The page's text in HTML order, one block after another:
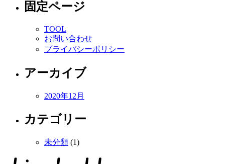
固定ページ
TOOL
お問い合わせ
プライバシーポリシー
アーカイブ
2020年12月
カテゴリー
未分類 (1)